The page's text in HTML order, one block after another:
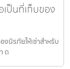
เป็นที่เก็บของ
นิรภัยให้เช่าสำหรับ
ต